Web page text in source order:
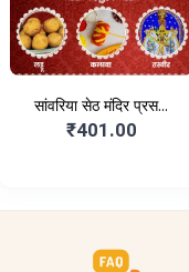
सांवरिया सेठ मंदिर प्रस...
₹401.00